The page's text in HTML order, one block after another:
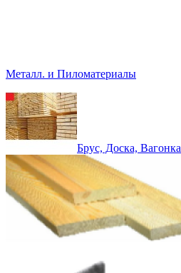
Металл. и Пиломатериалы
Брус, Доска, Вагонка